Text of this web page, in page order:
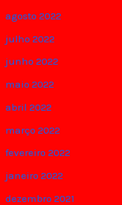
agosto 2022
julho 2022
junho 2022
maio 2022
abril 2022
março 2022
fevereiro 2022
janeiro 2022
dezembro 2021